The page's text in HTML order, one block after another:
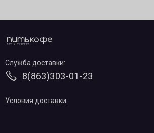
Служба доставки:
8(863)303-01-23
Условия доставки